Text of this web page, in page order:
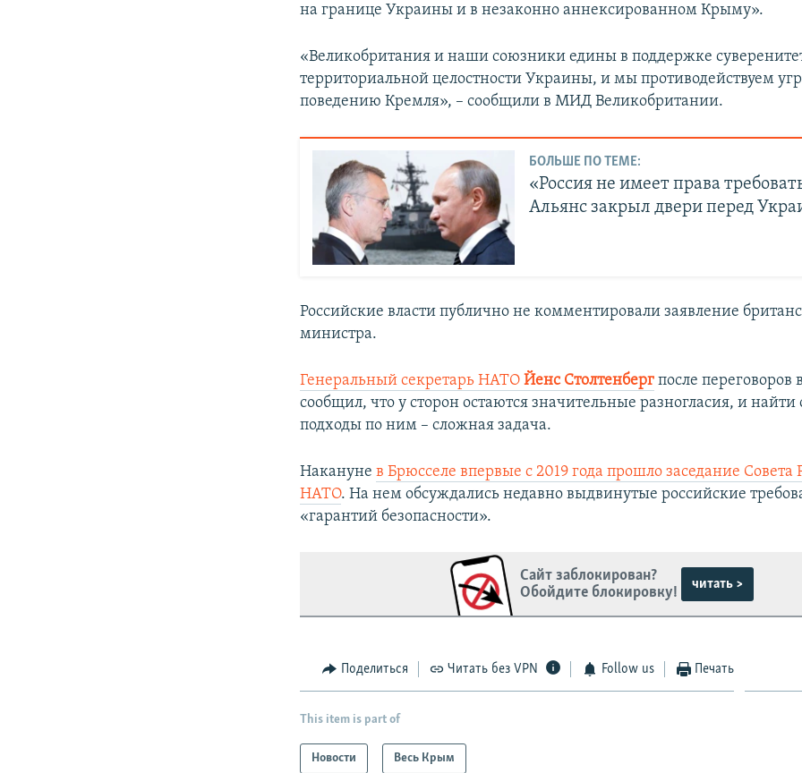
на границе Украины и в незаконно аннексированном Крыму».
«Великобритания и наши союзники едины в поддержке
территориальной целостности Украины, и мы противодействуем
поведению Кремля», – сообщили в МИД Великобритании.
БОЛЬШЕ ПО ТЕМЕ:
«Россия не имеет права
Альянс закрыл двери перед
Российские власти публично не комментировали заявление
министра.
Генеральный секретарь НАТОЙенс Столтенберг после переговоров
сообщил, что у сторон остаются значительные разногласия, и
подходы по ним – сложная задача.
Наканунев Брюсселе впервые с 2019 года прошло заседание Совета
НАТО. На нем обсуждались недавно выдвинутые российские
«гарантий безопасности».
Сайт заблокирован?
Обойдите блокировку!
читать >
Поделиться Читать без VPN Follow us Печать
This item is part of
Новости Весь Крым